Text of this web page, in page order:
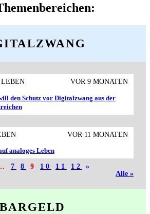
VOR 9 MONATEN
den Schutz vor Digitalzwang aus der
VOR 11 MONATEN
analoges Leben
7 8 9 10 11 12
»
Alle »
BARGELD